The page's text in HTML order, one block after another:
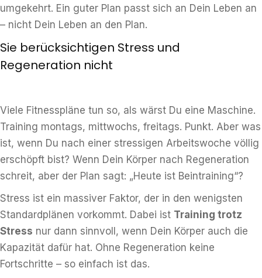
umgekehrt. Ein guter Plan passt sich an Dein Leben an
– nicht Dein Leben an den Plan.
Sie berücksichtigen Stress und
Regeneration nicht
Viele Fitnesspläne tun so, als wärst Du eine Maschine.
Training montags, mittwochs, freitags. Punkt. Aber was
ist, wenn Du nach einer stressigen Arbeitswoche völlig
erschöpft bist? Wenn Dein Körper nach Regeneration
schreit, aber der Plan sagt: „Heute ist Beintraining“?
Stress ist ein massiver Faktor, der in den wenigsten
Standardplänen vorkommt. Dabei ist Training trotz
Stress nur dann sinnvoll, wenn Dein Körper auch die
Kapazität dafür hat. Ohne Regeneration keine
Fortschritte – so einfach ist das.